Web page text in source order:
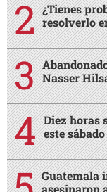
¿Tienes
resolverlo
Nasser
Diez horas
este
Guatemala